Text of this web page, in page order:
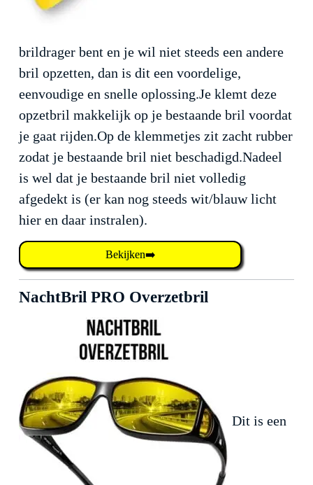
brildrager bent en je wil niet steeds een andere
bril opzetten, dan is dit een voordelige,
eenvoudige en snelle oplossing.Je klemt deze
opzetbril makkelijk op je bestaande bril voordat
je gaat rijden.Op de klemmetjes zit zacht rubber
zodat je bestaande bril niet beschadigd.Nadeel
is wel dat je bestaande bril niet volledig
afgedekt is (er kan nog steeds wit/blauw licht
hier en daar instralen).
Bekijken➡️
NachtBril PRO Overzetbril
Dit is een